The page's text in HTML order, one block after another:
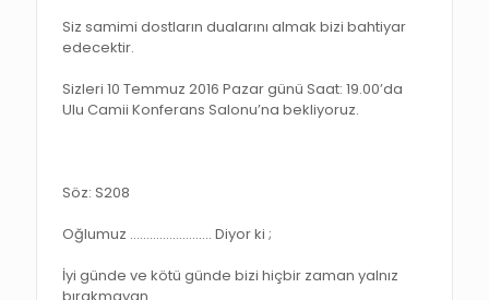
Siz samimi dostların dualarını almak bizi bahtiyar
edecektir.
Sizleri 10 Temmuz 2016 Pazar günü Saat: 19.00’da
Ulu Camii Konferans Salonu’na bekliyoruz.
Söz: S208
Oğlumuz ……………………. Diyor ki ;
İyi günde ve kötü günde bizi hiçbir zaman yalnız
bırakmayan